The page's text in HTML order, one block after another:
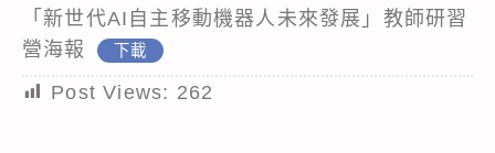
「新世代AI自主移動機器人未來發展」教師研習
營海報
下載
Post Views: 262